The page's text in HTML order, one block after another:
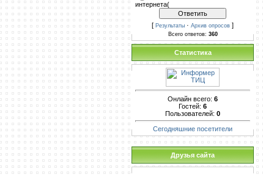
интернета(
[ Результаты · Архив опросов ]
Всего ответов: 360
Статистика
Онлайн всего: 6
Гостей: 6
Пользователей: 0
Сегодняшние посетители
Друзья сайта